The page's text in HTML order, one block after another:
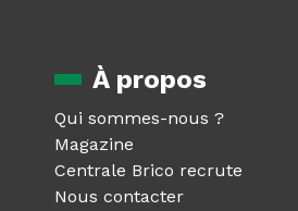
À propos
Qui sommes-nous ?
Magazine
Centrale Brico recrute
Nous contacter